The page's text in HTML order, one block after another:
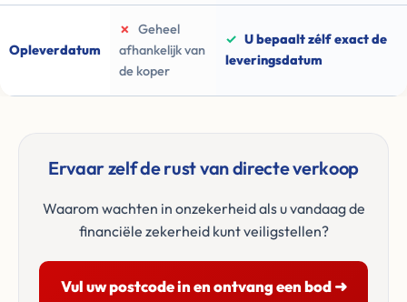
Opleverdatum
✗
Geheel
afhankelijk van
de koper
✓ U bepaalt zélf exact de
leveringsdatum
Ervaar zelf de rust van directe verkoop
Waarom wachten in onzekerheid als u vandaag de
financiële zekerheid kunt veiligstellen?
Vul uw postcode in en ontvang een bod ➜